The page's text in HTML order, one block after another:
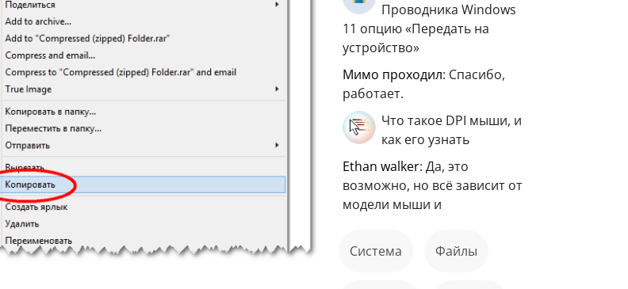
Проводника Windows
11 опцию «Передать на
устройство»
мимо проходил: Спасибо,
работает.
Что такое DPI мыши, и
как его узнать
ethan walker: Да, это
возможно, но всё зависит от
модели мыши и
Система файлы